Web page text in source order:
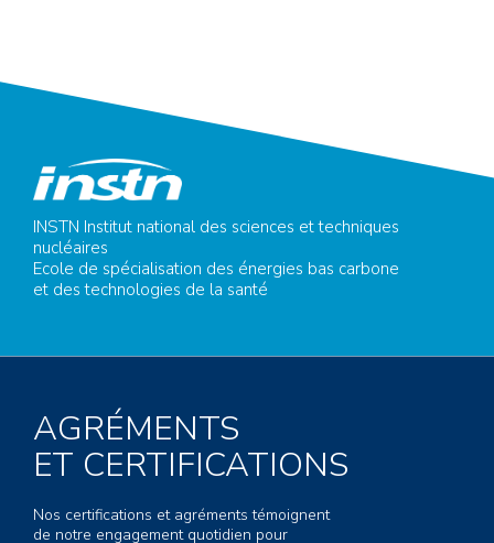
INSTN Institut national des sciences et techniques
nucléaires
Ecole de spécialisation des énergies bas carbone
et des technologies de la santé
AGRÉMENTS
ET CERTIFICATIONS
Nos certifications et agréments témoignent
de notre engagement quotidien pour